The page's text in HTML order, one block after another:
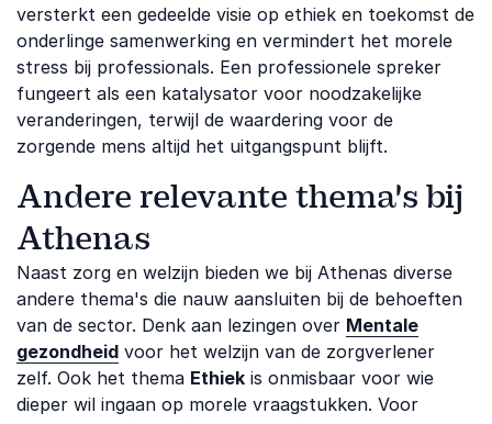
versterkt een gedeelde visie op ethiek en toekomst de
onderlinge samenwerking en vermindert het morele
stress bij professionals. Een professionele spreker
fungeert als een katalysator voor noodzakelijke
veranderingen, terwijl de waardering voor de
zorgende mens altijd het uitgangspunt blijft.
Andere relevante thema's bij
Athenas
Naast zorg en welzijn bieden we bij Athenas diverse
andere thema's die nauw aansluiten bij de behoeften
van de sector. Denk aan lezingen over Mentale
gezondheid voor het welzijn van de zorgverlener
zelf. Ook het thema Ethiek is onmisbaar voor wie
dieper wil ingaan op morele vraagstukken. Voor